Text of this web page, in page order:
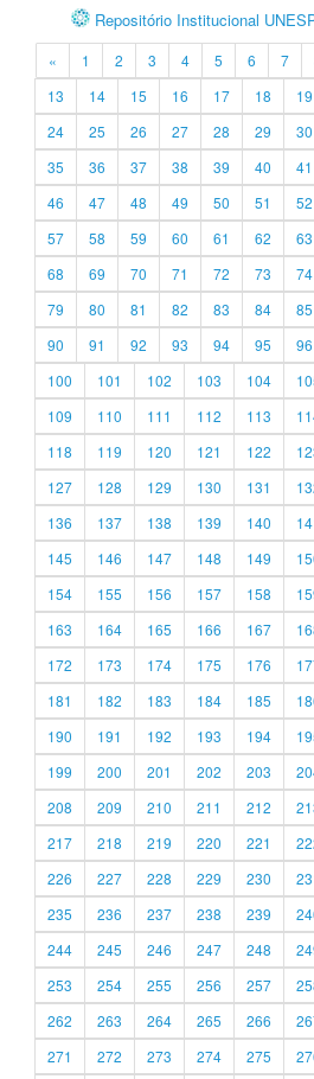
Repositório Institucional
« 1 2 3 4 5 6 7
13
14 15 16 17 18 19
24
25 26 27 28 29 30
35
36 37 38 39 40 41
46
47 48 49 50 51 52
57
58 59 60 61 62 63
68
69 70 71 72 73 74
79
80 81 82 83 84 85
90
91 92 93 94 95 96
100
101 102 103 104
109
110 111 112 113
118
119 120 121 122
127
128 129 130 131
136
137 138 139 140
145
146 147 148 149
154
155 156 157 158
163
164 165 166 167
172
173 174 175 176
181
182 183 184 185
190
191 192 193 194
199
200 201 202 203
208
209 210 211 212
217
218 219 220 221
226
227 228 229 230
235
236 237 238 239
244
245 246 247 248
253
254 255 256 257
262
263 264 265 266
271
272 273 274 275